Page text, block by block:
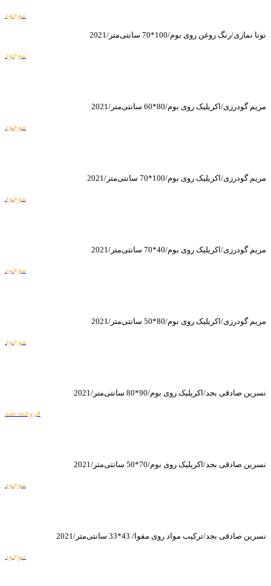
موجود
نونا نمازی/رنگ روغن روی بوم/100*70 سانتی‌متر/2021
موجود
مریم گودرزی/اکریلیک روی بوم/80*60 سانتی‌متر/2021
موجود
مریم گودرزی/اکریلیک روی بوم/100*70 سانتی‌متر/2021
موجود
مریم گودرزی/اکریلیک روی بوم/40*70 سانتی‌متر/2021
موجود
مریم گودرزی/اکریلیک روی بوم/80*50 سانتی‌متر/2021
موجود
نسرین صادقی بجد/اکریلیک روی بوم/90*80 سانتی‌متر/2021
فروخته شد
نسرین صادقی بجد/اکریلیک روی بوم/70*50 سانتی‌متر/2021
موجود
نسرین صادقی بجد/ترکیب مواد روی مقوا/ 43*33 سانتی‌متر/2021
موجود